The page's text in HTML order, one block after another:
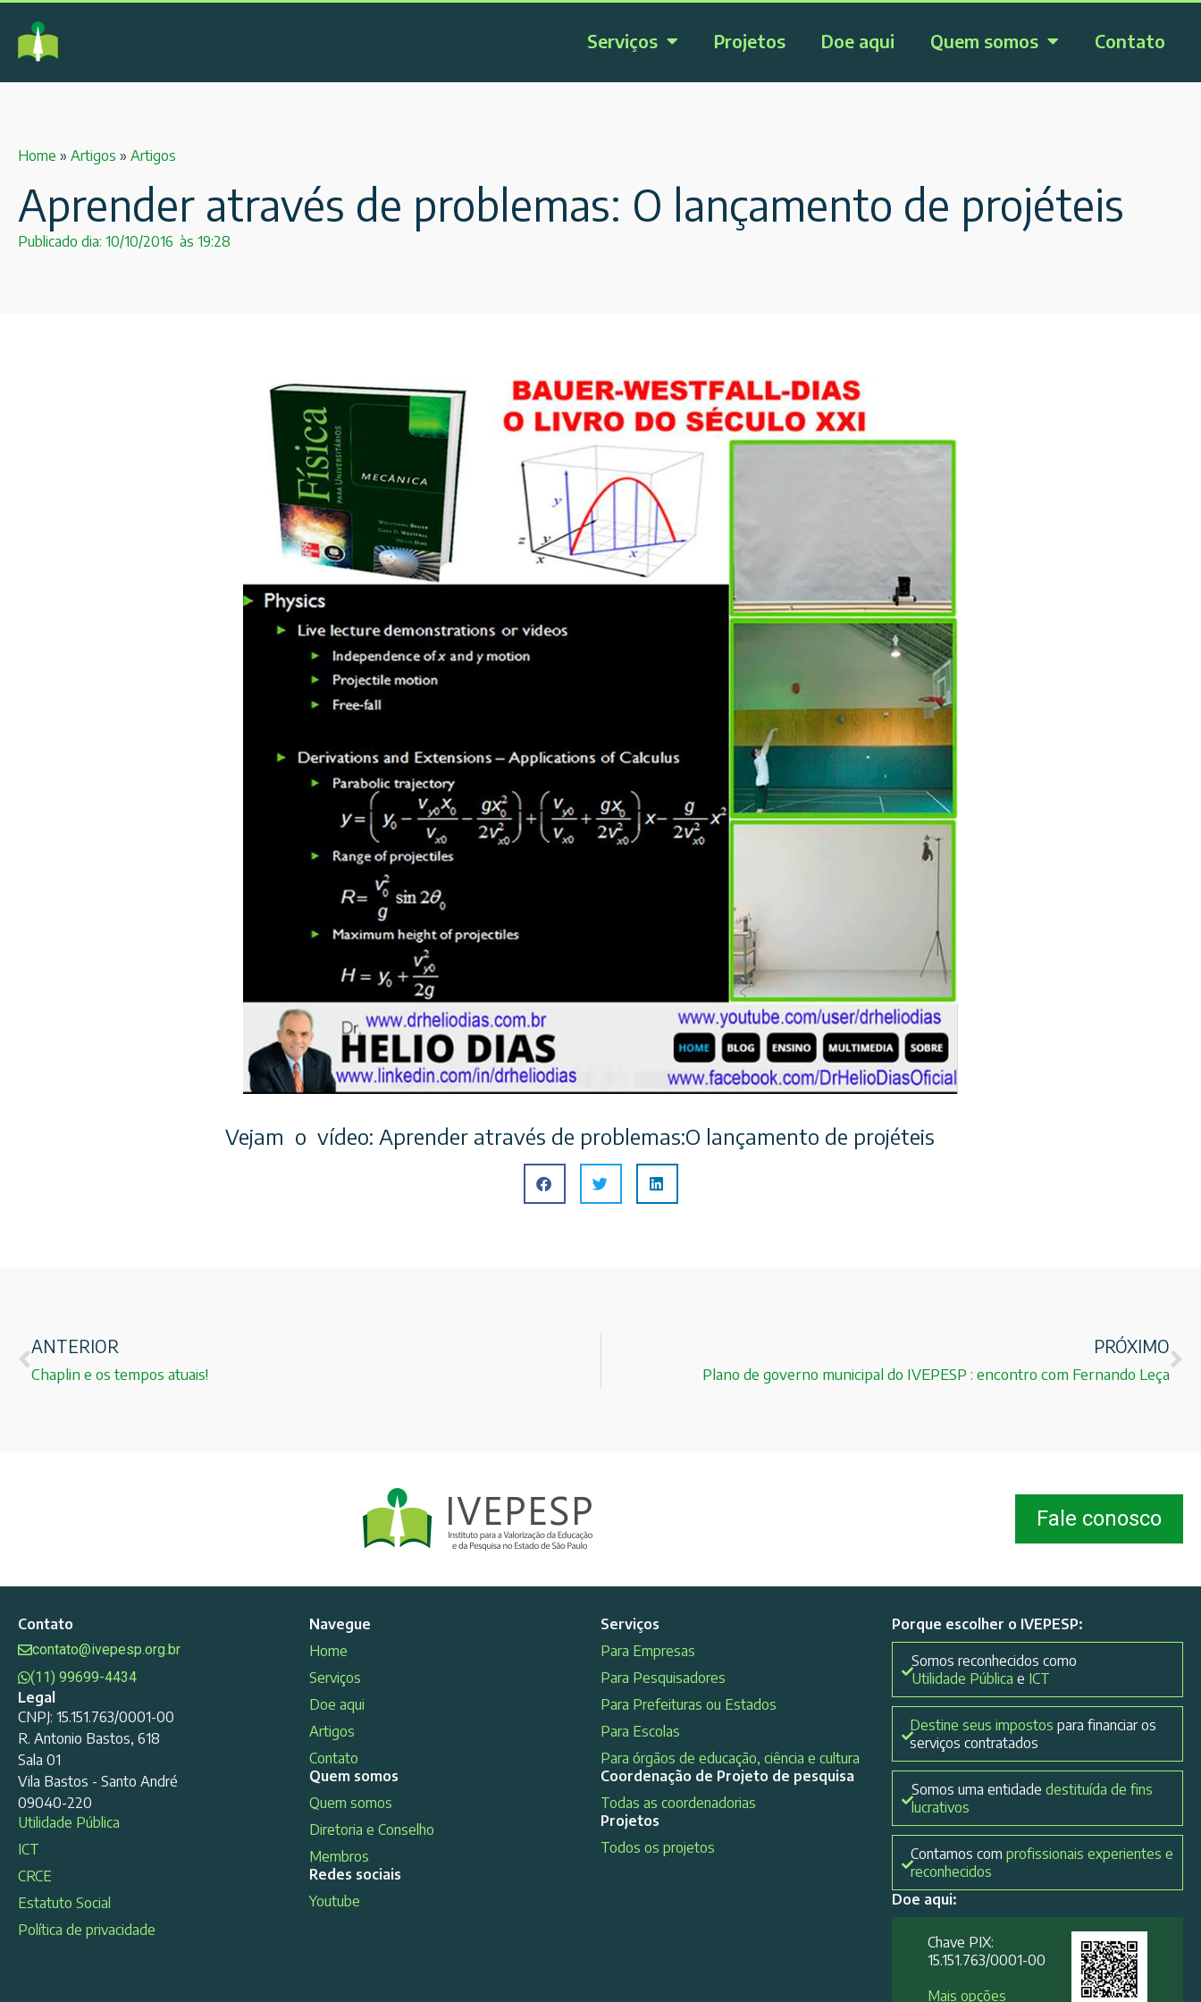
Serviços Projetos Doe aqui Quem somos Contato
Home » Artigos » Artigos
Aprender através de problemas: O lançamento de projéteis
Publicado dia: 10/10/2016 às 19:28
Vejam o vídeo: Aprender através de problemas:O lançamento de projéteis
ANTERIOR
Chaplin e os tempos atuais!
PRÓXIMO
Plano de governo municipal do IVEPESP : encontro com Fernando Leça
Fale conosco
Contato
contato@ivepesp.org.br
(11) 99699-4434
Legal
CNPJ: 15.151.763/0001-00
R. Antonio Bastos, 618
Sala 01
Vila Bastos - Santo André
09040-220
Utilidade Pública
ICT
CRCE
Estatuto Social
Política de privacidade
Navegue
Home
Serviços
Doe aqui
Artigos
Contato
Quem somos
Quem somos
Diretoria e Conselho
Membros
Redes sociais
Youtube
Serviços
Para Empresas
Para Pesquisadores
Para Prefeituras ou Estados
Para Escolas
Para órgãos de educação, ciência e cultura
Coordenação de Projeto de pesquisa
Todas as coordenadorias
Projetos
Todos os projetos
Porque escolher o IVEPESP:
Somos reconhecidos como
Utilidade Pública e ICT
Destine seus impostos para financiar os
serviços contratados
Somos uma entidadedestituída de fins
lucrativos
Contamos com profissionais experientes e
reconhecidos
Doe aqui:
Chave PIX:
15.151.763/0001-00​
Mais opções